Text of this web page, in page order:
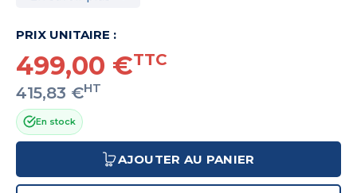
PRIX UNITAIRE :
499,00 €TTC
415,83 €HT
En stock
AJOUTER AU PANIER